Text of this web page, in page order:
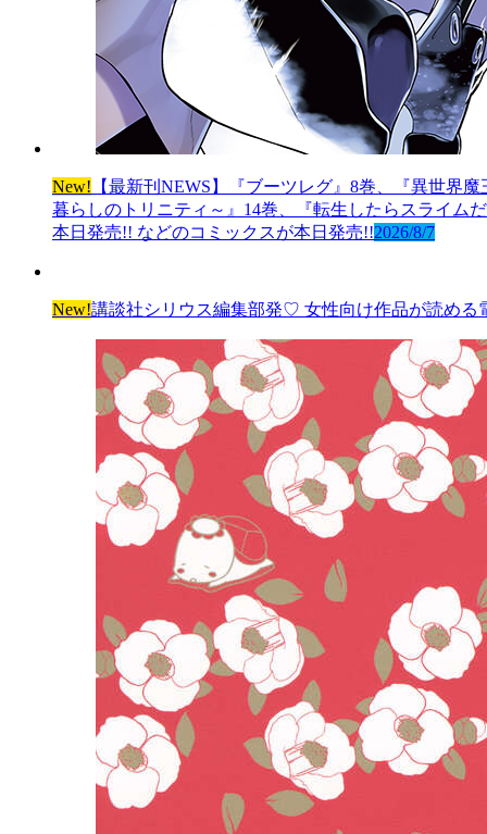
New! 【最新刊NEWS】『ブーツレグ』8巻、『異世界
暮らしのトリニティ～』14巻、『転生したらスライム
本日発売!! などのコミックスが本日発売!!2026/8/7
New!講談社シリウス編集部発♡ 女性向け作品が読める